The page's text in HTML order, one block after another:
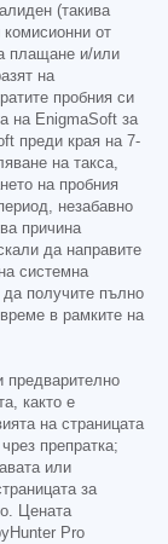
(такива
комисионни от
плащане и/или
на
пробния си
на EnigmaSoft за
преди края на 7-
на такса,
на пробния
незабавно
причина
да направите
системна
получите пълно
в рамките на
предварително
както е
на страницата
препратка;
или
за
Цената
Pro